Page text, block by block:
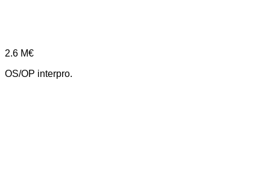
2.6 M€
OS/OP interpro.